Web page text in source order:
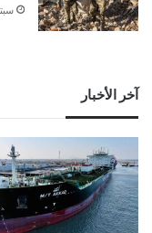
سبتمبر
آخر الأخبار